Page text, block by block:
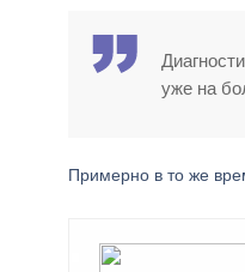
уже на
Примерно в то же